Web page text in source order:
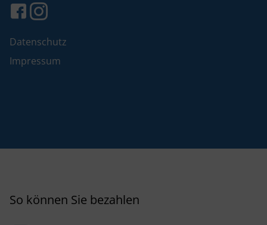
Datenschutz
Impressum
So können Sie bezahlen